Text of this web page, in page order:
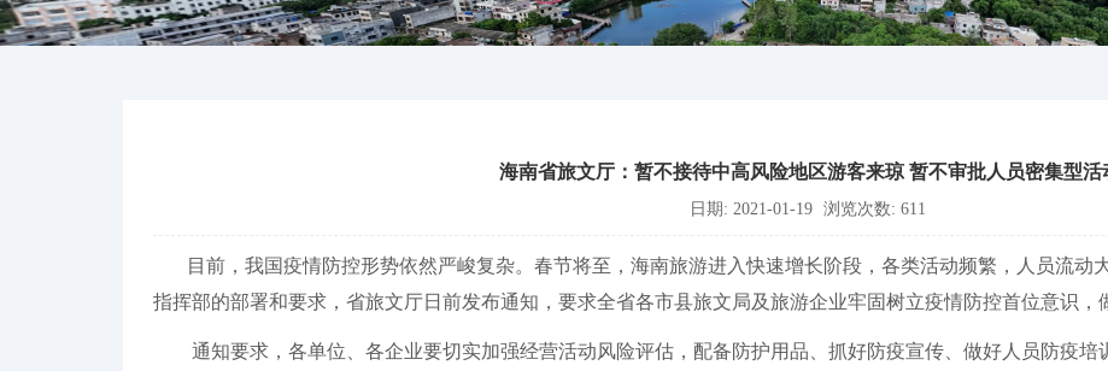
海南省旅文厅：暂不接待中高风险地区游客来琼 暂不审批人员密集型活
日期: 2021-01-19 浏览次数: 611
目前，我国疫情防控形势依然严峻复杂。春节将至，海南旅游进入快速增长阶段，各类活动频繁，人员流动
指挥部的部署和要求，省旅文厅日前发布通知，要求全省各市县旅文局及旅游企业牢固树立疫情防控首位意识，
通知要求，各单位、各企业要切实加强经营活动风险评估，配备防护用品、抓好防疫宣传、做好人员防疫培